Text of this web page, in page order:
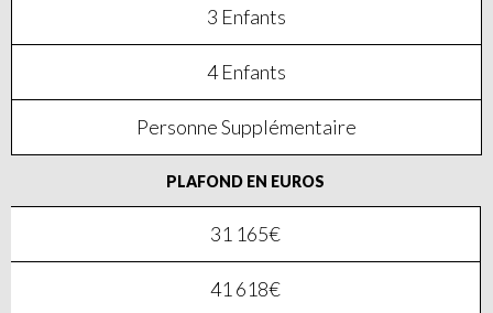
3 Enfants
4 Enfants
Personne Supplémentaire
PLAFOND EN EUROS
31 165€
41 618€